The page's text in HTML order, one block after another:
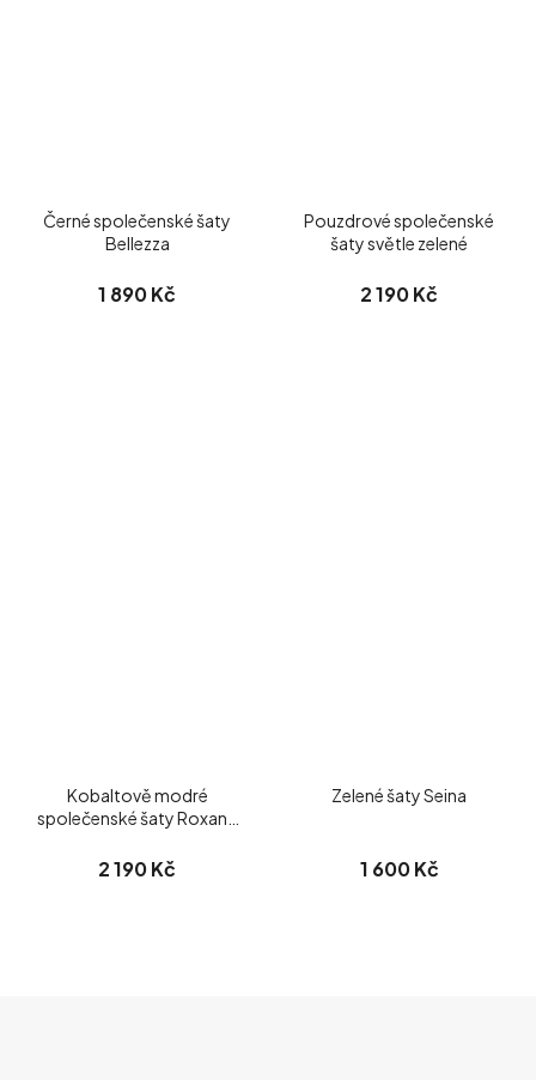
Černé společenské šaty
Bellezza
1 890 Kč
Pouzdrové společenské
šaty světle zelené
2 190 Kč
Kobaltově modré
společenské šaty Roxana
2 190 Kč
Zelené šaty Seina
1 600 Kč